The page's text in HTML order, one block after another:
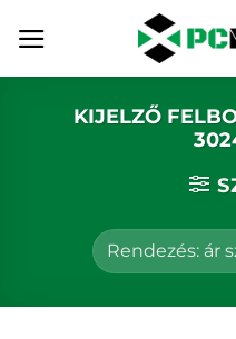
content
KIJELZŐ